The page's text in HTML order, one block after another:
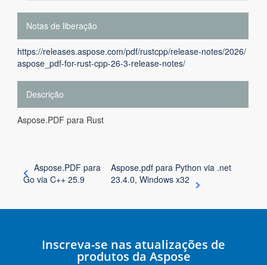
Notas de liberação
https://releases.aspose.com/pdf/rustcpp/release-notes/2026/
aspose_pdf-for-rust-cpp-26-3-release-notes/
Descrição
Aspose.PDF para Rust
Aspose.PDF para
Go via C++ 25.9
Aspose.pdf para Python via .net
23.4.0, Windows x32
Inscreva-se nas atualizações de
produtos da Aspose